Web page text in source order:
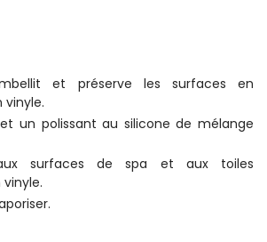
et préserve les surfaces en
vinyle.
un polissant au silicone de mélange
surfaces de spa et aux toiles